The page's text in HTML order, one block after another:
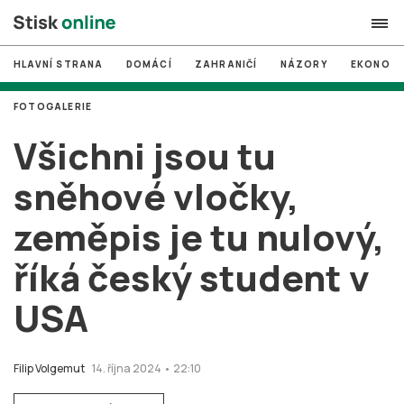
search
# MUNI
# Brno
# volby
login PŘIHLÁSIT SE
Zapomněli jste heslo?
HLAVNÍ STRANA DOMÁCÍ ZAHRANIČÍ NÁZORY
Všichni jsou tu
sněhové vločky,
zeměpis je tu nulový,
říká český student v
USA
Filip Volgemut 14. října 2024 • 22:10
FOTOGALERIE